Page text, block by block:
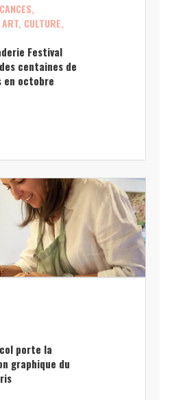
CULTURE,
Festival
centaines de
en octobre
porte la
graphique du